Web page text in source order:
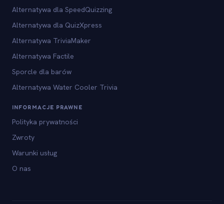
Alternatywa dla SpeedQuizzing
Alternatywa dla QuizXpress
Alternatywa TriviaMaker
Alternatywa Factile
Sporcle dla barów
Alternatywa Water Cooler Trivia
INFORMACJE PRAWNE
Polityka prywatności
Zwroty
Warunki usług
O nas